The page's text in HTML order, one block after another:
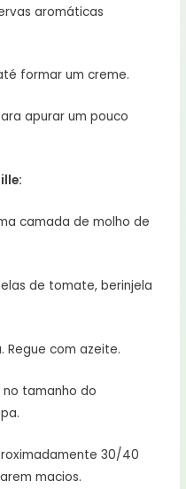
aromáticas
formar um creme.
apurar um pouco
camada de molho de
de tomate, berinjela
Regue com azeite.
tamanho do
30/40
macios.